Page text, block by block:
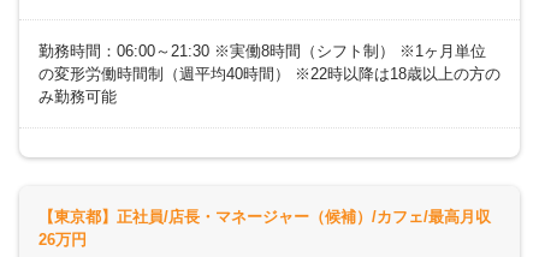
勤務時間：06:00～21:30 ※実働8時間（シフト制） ※1ヶ月単位
の変形労働時間制（週平均40時間） ※22時以降は18歳以上の方の
み勤務可能
【東京都】正社員/店長・マネージャー（候補）/カフェ/最高月収
26万円